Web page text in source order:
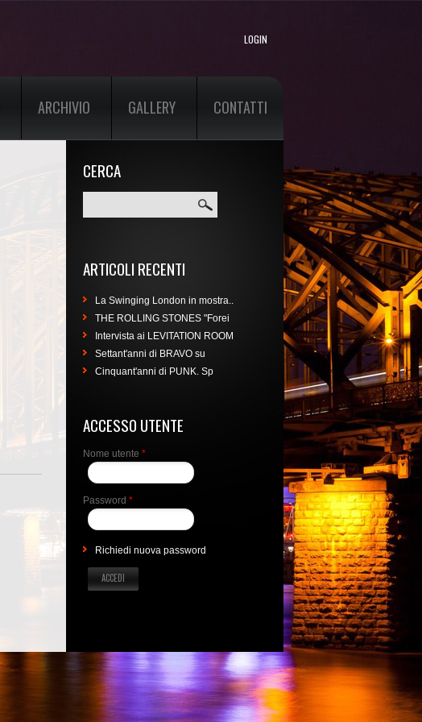
LOGIN
ARCHIVIO GALLERY CONTATTI
CERCA
ARTICOLI RECENTI
La Swinging London in mostra..
THE ROLLING STONES "Forei
Intervista ai LEVITATION ROOM
Settant'anni di BRAVO su
Cinquant'anni di PUNK. Sp
ACCESSO UTENTE
Nome utente *
Password *
Richiedi nuova password